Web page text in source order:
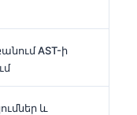
AST-ի
և